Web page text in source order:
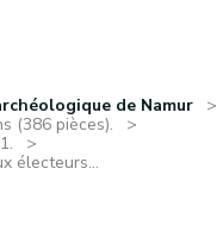
de Namur
(386 pièces).
électeurs...